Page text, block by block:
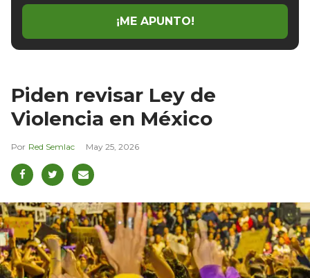
¡ME APUNTO!
Piden revisar Ley de
Violencia en México
Red Semlac May 25, 2026